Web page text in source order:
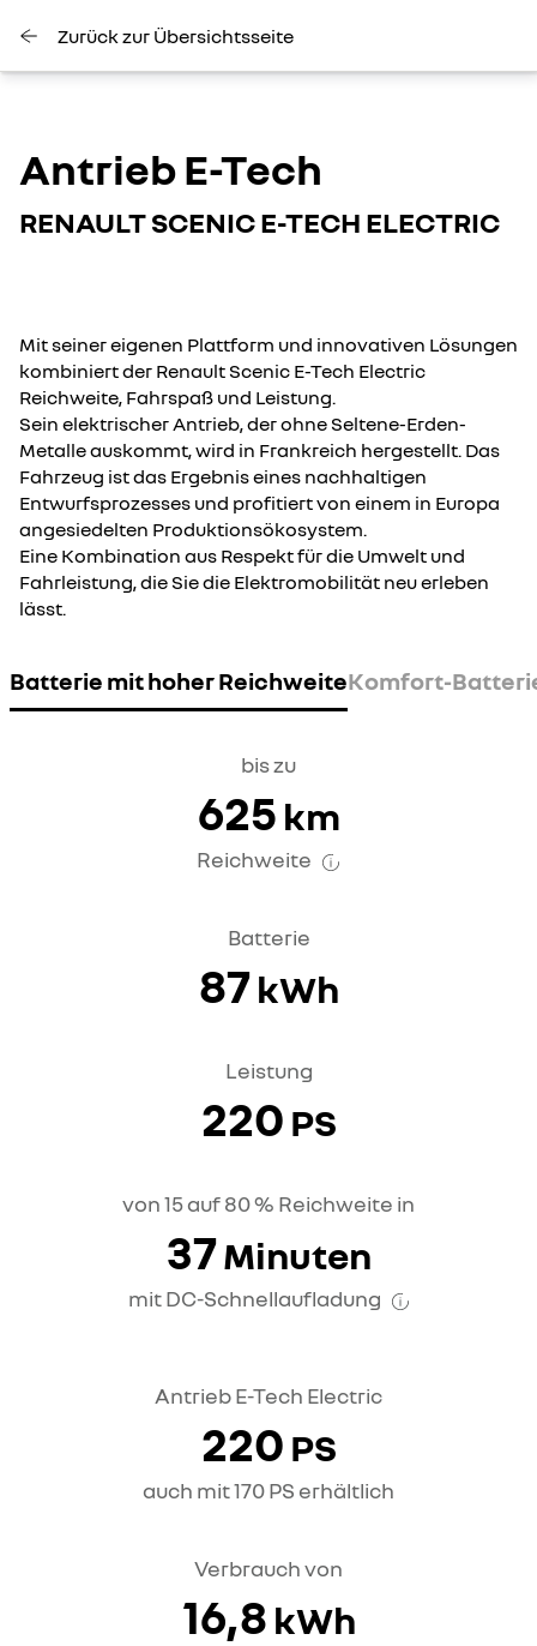
Zurück zur Übersichtsseite
Antrieb E-Tech
RENAULT SCENIC E-TECH ELECTRIC
Mit seiner eigenen Plattform und innovativen Lösungen
kombiniert der Renault Scenic E-Tech Electric
Reichweite, Fahrspaß und Leistung.
Sein elektrischer Antrieb, der ohne Seltene-Erden-
Metalle auskommt, wird in Frankreich hergestellt. Das
Fahrzeug ist das Ergebnis eines nachhaltigen
Entwurfsprozesses und profitiert von einem in Europa
angesiedelten Produktionsökosystem.
Eine Kombination aus Respekt für die Umwelt und
Fahrleistung, die Sie die Elektromobilität neu erleben
lässt.
Batterie mit hoher ReichweiteKomfort-
bis zu
625 km
Reichweite
Batterie
87kWh
Leistung
220 PS
von 15 auf 80 % Reichweite in
37Minuten
mit DC-Schnellaufladung
Antrieb E-Tech Electric
220 PS
auch mit 170 PS erhältlich
Verbrauch von
16,8 kWh